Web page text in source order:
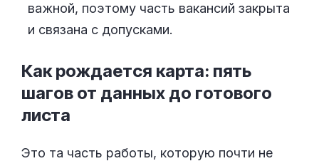
важной, поэтому часть вакансий закрыта
и связана с допусками.
Как рождается карта: пять
шагов от данных до готового
листа
Это та часть работы, которую почти не